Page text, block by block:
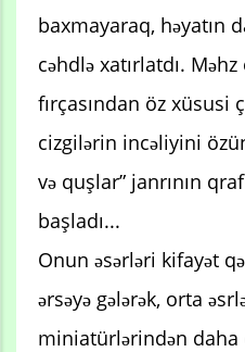
baxmayaraq, həyatın
cəhdlə xatırlatdı.
fırçasından öz xüsusi
cizgilərin incəliyini
və quşlar” janrının
başladı...
Onun əsərləri kifayət
ərsəyə gələrək, orta
miniatürlərindən